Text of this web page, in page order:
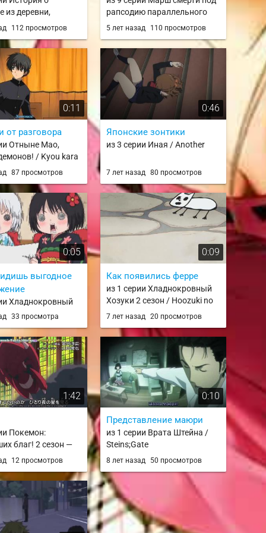
из деревни,
перед
Dungeon Mae no
ga Joban no
Youna
112 просмотров
рапсодию параллельного
мира / Death March kara
/ Desumachi
5 лет назад 110 просмотров
0:11
от разговора
Отныне Мао,
/ Kyou kara
87 просмотров
0:46
Японские зонтики
из 3 серии Иная / Another
7 лет назад 80 просмотров
0:05
выгодное
Хладнокровный
Часть II / Hoozuki
33 просмотра
0:09
Как появились ферре
из 1 серии Хладнокровный
Хозуки 2 сезон / Hoozuki no
Reitetsu 2nd Season
7 лет назад 20 просмотров
1:42
Покемон:
благ! 2 сезон —
/ Pokemon Best
12 просмотров
0:10
Представление маюри
из 1 серии Врата Штейна /
Steins;Gate
8 лет назад 50 просмотров